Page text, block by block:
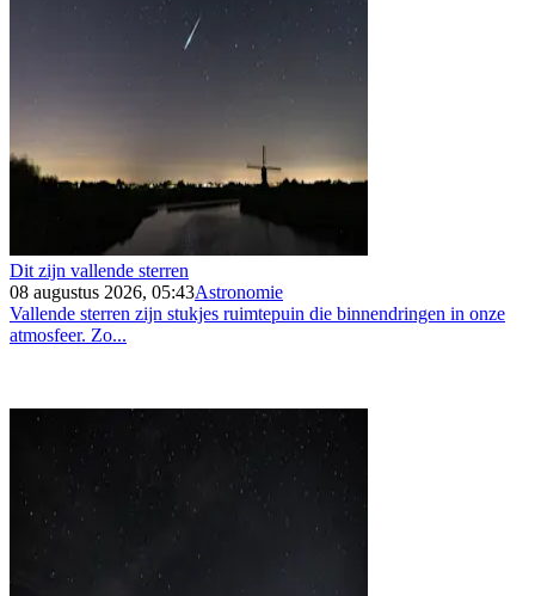
Dit zijn vallende sterren
08 augustus 2026, 05:43Astronomie
Vallende sterren zijn stukjes ruimtepuin die binnendringen in onze
atmosfeer. Zo...